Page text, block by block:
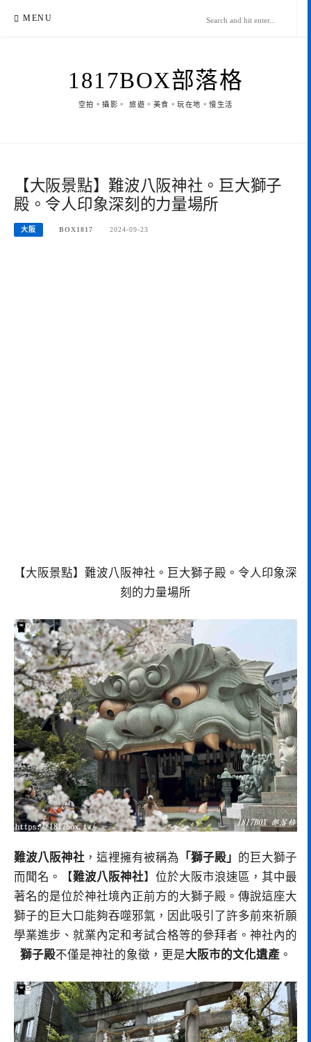
MENU
1817BOX部落格
空拍。攝影。 旅遊。美食。玩在地。慢生活
【大阪景點】難波八阪神社。巨大獅子
殿。令人印象深刻的力量場所
大阪 BOX1817 2024-09-23
【大阪景點】難波八阪神社。巨大獅子殿。令人印象深
刻的力量場所
難波八阪神社 ，這裡擁有被稱為 「獅子殿」 的巨大獅子
而聞名。【難波八阪神社】位於大阪市浪速區，其中最
著名的是位於神社境內正前方的大獅子殿。傳說這座大
獅子的巨大口能夠吞噬邪氣，因此吸引了許多前來祈願
學業進步、就業內定和考試合格等的參拜者。神社內的
獅子殿不僅是神社的象徵，更是大阪市的文化遺產。